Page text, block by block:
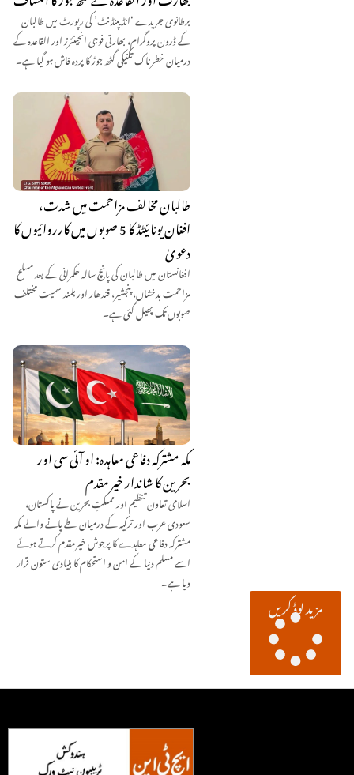
برطانوی جریدے ‘انڈیپنڈنٹ’ کی رپورٹ میں طالبان
کے ڈرون پروگرام، بھارتی فوجی انجینئرز اور القاعدہ کے
درمیان خطرناک تکنیکی گٹھ جوڑ کا پردہ فاش ہو گیا ہے۔
طالبان مخالف مزاحمت میں شدت،
افغان یونائیٹڈ کا 5 صوبوں میں کارروائیوں کا
دعویٰ
افغانستان میں طالبان کی پانچ سالہ حکمرانی کے بعد مسلح
مزاحمت بدخشاں، پنجشیر، قندھار اور ہلمند سمیت مختلف
صوبوں تک پھیل گئی ہے۔
مکہ مشترکہ دفاعی معاہدہ: او آئی سی اور
بحرین کا شاندار خیر مقدم
اسلامی تعاون تنظیم اور مملکتِ بحرین نے پاکستان،
سعودی عرب اور ترکیہ کے درمیان طے پانے والے مکہ
مشترکہ دفاعی معاہدے کا پرجوش خیرمقدم کرتے ہوئے
اسے مسلم دنیا کے امن و استحکام کا بنیادی ستون قرار
دیا ہے۔
مزید لوڈ کریں